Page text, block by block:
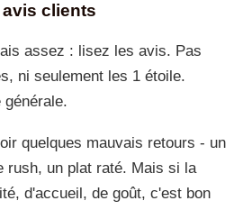
clients
assez : lisez les avis. Pas
ni seulement les 1 étoile.
générale.
quelques mauvais retours - un
rush, un plat raté. Mais si la
d'accueil, de goût, c'est bon